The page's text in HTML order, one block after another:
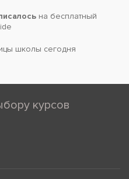
на бесплатный
школы сегодня
курсов